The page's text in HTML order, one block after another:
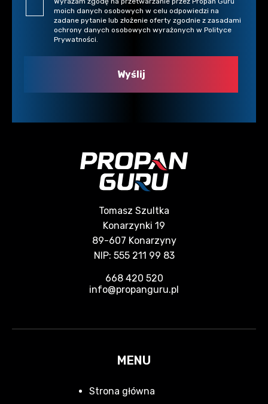
moich danych osobowych w celu odpowiedzi na
zadane pytanie lub złożenie oferty zgodnie z zasadami
ochrony danych osobowych wyrażonych w Polityce
Prywatności.
Tomasz Szultka
Konarzynki 19
89-607 Konarzyny
NIP: 555 211 99 83
668 420 520
info@propanguru.pl
MENU
Strona główna